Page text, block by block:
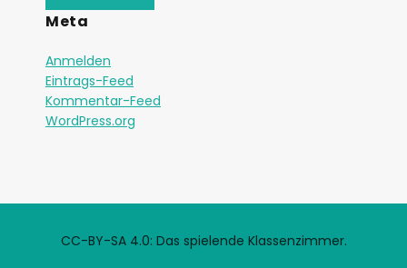
Meta
Anmelden
Eintrags-Feed
Kommentar-Feed
WordPress.org
CC-BY-SA 4.0: Das spielende Klassenzimmer.